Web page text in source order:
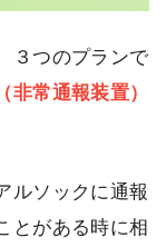
３つのプランで
常通報装置）
ルソックに通報
とがある時に相